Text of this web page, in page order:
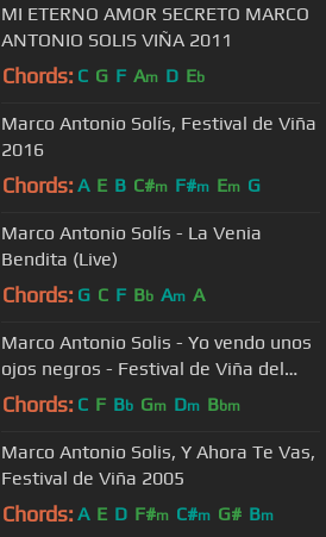
MI ETERNO AMOR SECRETO MARCO
ANTONIO SOLIS VIÑA 2011
Chords: C G F Am D Eb
Marco Antonio Solís, Festival de Viña
2016
Chords: A E B C#m F#m Em G
Marco Antonio Solís - La Venia
Bendita (Live)
Chords: G C F Bb Am A
Marco Antonio Solis - Yo vendo unos
ojos negros - Festival de Viña del
Mar 2016
Chords: C F Bb Gm Dm Bbm
Marco Antonio Solis, Y Ahora Te Vas,
Festival de Viña 2005
Chords: A E D F#m C#m G# Bm